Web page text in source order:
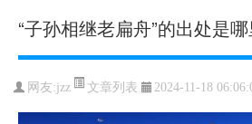
“子孙相继老扁舟”的出处是
网友:jzz 文章列表 2024-11-18